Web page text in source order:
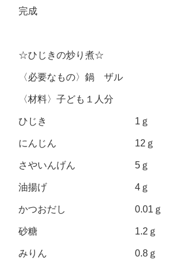
完成
☆ひじきの炒り煮☆
〈必要なもの〉鍋 ザル
〈材料〉子ども１人分
ひじき 1ｇ
にんじん 12ｇ
さやいんげん 5ｇ
油揚げ 4ｇ
かつおだし 0.01ｇ
砂糖 1.2ｇ
みりん 0.8ｇ